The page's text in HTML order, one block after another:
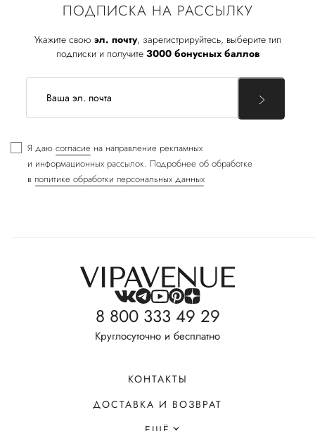
ПОДПИСКА НА РАССЫЛКУ
Укажите свою эл. почту, зарегистрируйтесь, выберите тип
подписки и получите 3000 бонусных баллов
Я даю согласие на направление рекламных
и информационных рассылок. Подробнее об обработке
в политике обработки персональных данных
8 800 333 49 29
Круглосуточно и бесплатно
КОНТАКТЫ
ДОСТАВКА И ВОЗВРАТ